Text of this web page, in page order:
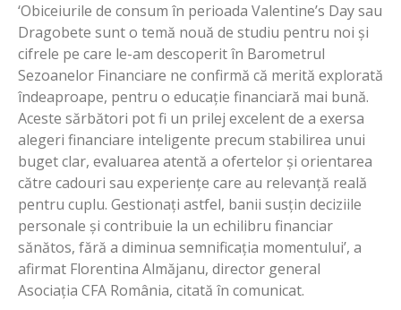
‘Obiceiurile de consum în perioada Valentine’s Day sau
Dragobete sunt o temă nouă de studiu pentru noi și
cifrele pe care le-am descoperit în Barometrul
Sezoanelor Financiare ne confirmă că merită explorată
îndeaproape, pentru o educație financiară mai bună.
Aceste sărbători pot fi un prilej excelent de a exersa
alegeri financiare inteligente precum stabilirea unui
buget clar, evaluarea atentă a ofertelor și orientarea
către cadouri sau experiențe care au relevanță reală
pentru cuplu. Gestionați astfel, banii susțin deciziile
personale și contribuie la un echilibru financiar
sănătos, fără a diminua semnificația momentului’, a
afirmat Florentina Almăjanu, director general
Asociația CFA România, citată în comunicat.